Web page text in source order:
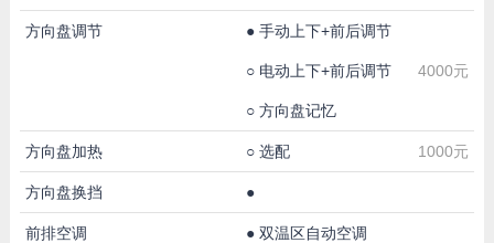
方向盘调节 ● 手动上下+前后调节
○ 电动上下+前后调节 4000元
○ 方向盘记忆
方向盘加热 ○ 选配 1000元
方向盘换挡 ●
前排空调 ● 双温区自动空调